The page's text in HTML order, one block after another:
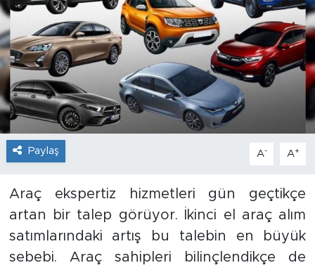
Paylaş A- A+
Araç ekspertiz hizmetleri gün geçtikçe
artan bir talep görüyor. İkinci el araç alım
satımlarındaki artış bu talebin en büyük
sebebi. Araç sahipleri bilinçlendikçe de
Teknoloji